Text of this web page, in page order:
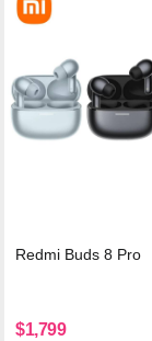
Redmi Buds 8 Pro
$1,799